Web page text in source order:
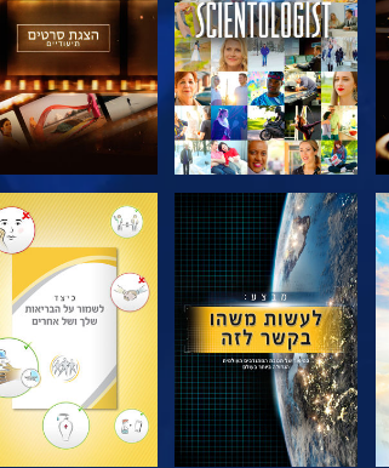
בדוק את הסדרה בדוק את הסדרה